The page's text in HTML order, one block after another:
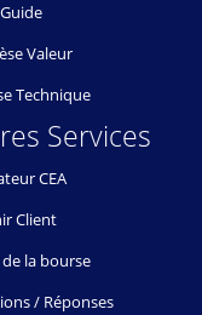
Valeur
Technique
Services
CEA
Client
la bourse
/ Réponses